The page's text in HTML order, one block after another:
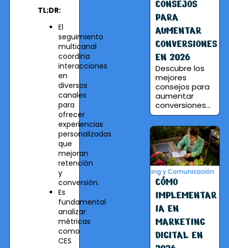
TL;DR:
El
seguimiento
multicanal
coordina
interacciones
en
diversos
canales
para
ofrecer
experiencias
personalizadas
que
mejoran
retención
y
conversión.
Es
fundamental
analizar
métricas
como
CES
CONSEJOS
PARA
AUMENTAR
CONVERSIONES
EN 2026
Descubre los
mejores
consejos para
aumentar
conversiones...
Marketing y Comunicación
CÓMO
IMPLEMENTAR
IA EN
MARKETING
DIGITAL EN